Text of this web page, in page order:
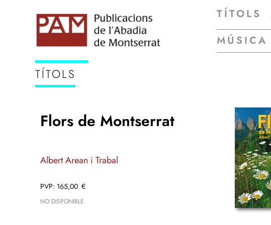
TÍTOLS
MÚSICA
TÍTOLS
Flors de Montserrat
Albert Arean i Trabal
165,00 €
NO DISPONIBLE